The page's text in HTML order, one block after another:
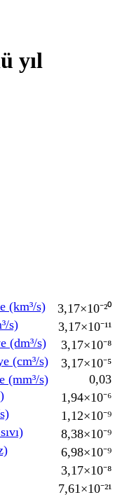
yıl
(km³/s)
3,17×10⁻²⁰
s)
3,17×10⁻¹¹
(dm³/s)
3,17×10⁻⁸
(cm³/s)
3,17×10⁻⁵
(mm³/s)
0,03
1,94×10⁻⁶
1,12×10⁻⁹
8,38×10⁻⁹
6,98×10⁻⁹
3,17×10⁻⁸
7,61×10⁻²¹